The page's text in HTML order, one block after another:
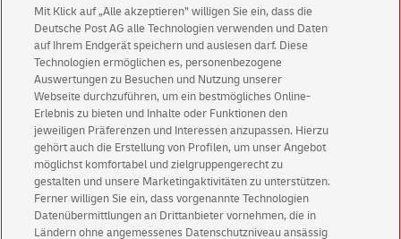
Abonnieren Sie unseren Newsletter
Immer informiert über exklusive Angebote und
Aktionen - jetzt mit Vorteil
Privatkundensichern sich einen5 € Gutschein
für POSTSCAN!
Geschäftskundenerhalten einen5 € Gutschein
für Briefmarke individuell!
Zur Newsletter-Anmeldung
Mit Klick auf „Alle akzeptieren” willigen Sie ein, dass die
Deutsche Post AG alle Technologien verwenden und Daten
auf Ihrem Endgerät speichern und auslesen darf. Diese
Technologien ermöglichen es, personenbezogene
Auswertungen zu Besuchen und Nutzung unserer
Webseite durchzuführen, um ein bestmögliches Online-
Erlebnis zu bieten und Inhalte oder Funktionen den
jeweiligen Präferenzen und Interessen anzupassen. Hierzu
gehört auch die Erstellung von Profilen, um unser Angebot
möglichst komfortabel und zielgruppengerecht zu
gestalten und unsere Marketingaktivitäten zu unterstützen.
Ferner willigen Sie ein, dass vorgenannte Technologien
Datenübermittlungen an Drittanbieter vornehmen, die in
Ländern ohne angemessenes Datenschutzniveau ansässig